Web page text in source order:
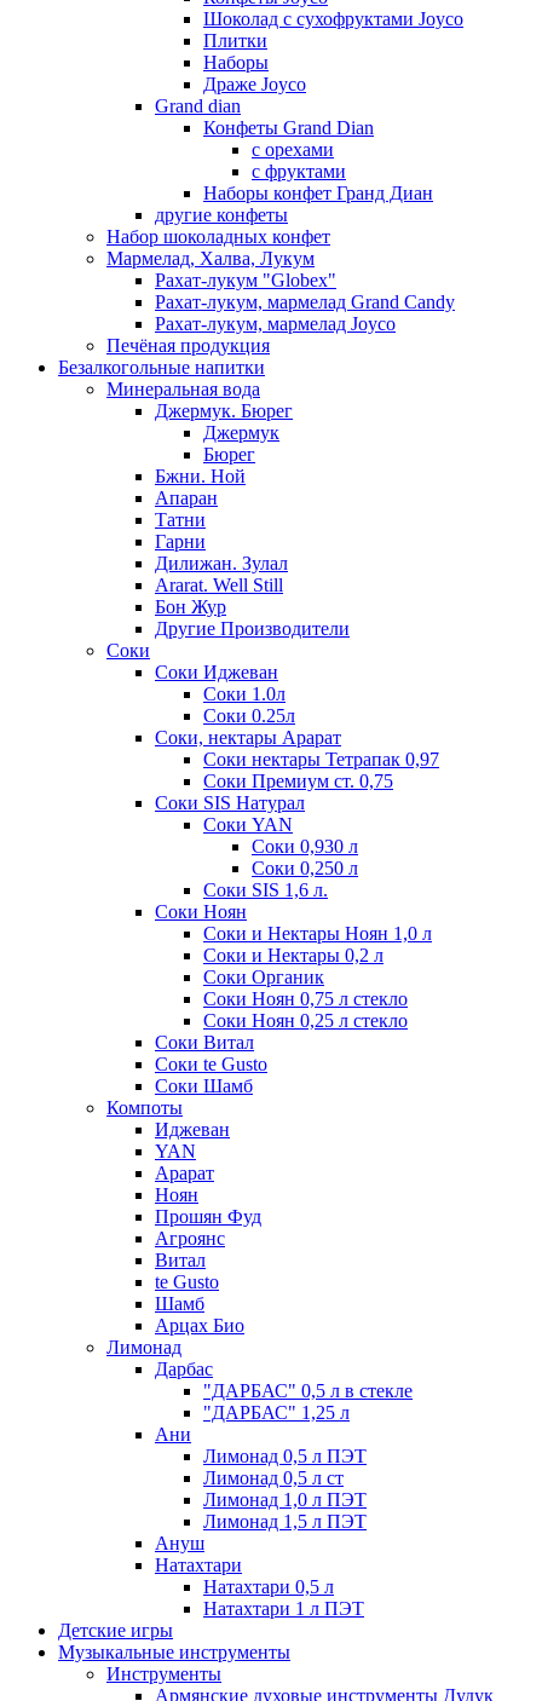
Шоколад с сухофруктами Joyco
Плитки
Наборы
Драже Joyco
Grand dian
Конфеты Grand Dian
с орехами
с фруктами
Наборы конфет Гранд Диан
другие конфеты
Набор шоколадных конфет
Мармелад, Халва, Лукум
Рахат-лукум "Globex"
Рахат-лукум, мармелад Grand Candy
Рахат-лукум, мармелад Joyco
Печёная продукция
Безалкогольные напитки
Минеральная вода
Джермук. Бюрег
Джермук
Бюрег
Бжни. Ной
Апаран
Татни
Гарни
Дилижан. Зулал
Ararat. Well Still
Бон Жур
Другие Производители
Соки
Соки Иджеван
Соки 1.0л
Соки 0.25л
Соки, нектары Арарат
Соки нектары Тетрапак 0,97
Соки Премиум ст. 0,75
Соки SIS Натурал
Соки YAN
Соки 0,930 л
Соки 0,250 л
Соки SIS 1,6 л.
Соки Ноян
Соки и Нектары Ноян 1,0 л
Соки и Нектары 0,2 л
Соки Органик
Соки Ноян 0,75 л стекло
Соки Ноян 0,25 л стекло
Соки Витал
Соки te Gusto
Соки Шамб
Компоты
Иджеван
YAN
Арарат
Ноян
Прошян Фуд
Агроянс
Витал
te Gusto
Шамб
Арцах Био
Лимонад
Дарбас
"ДАРБАС" 0,5 л в стекле
"ДАРБАС" 1,25 л
Ани
Лимонад 0,5 л ПЭТ
Лимонад 0,5 л ст
Лимонад 1,0 л ПЭТ
Лимонад 1,5 л ПЭТ
Ануш
Натахтари
Натахтари 0,5 л
Натахтари 1 л ПЭТ
Детские игры
Музыкальные инструменты
Инструменты
Армянские духовые инструменты Дудук